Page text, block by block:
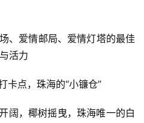
、爱情邮局、爱情灯塔的最佳
活力
卡点，珠海的“小镰仓”
阔，椰树摇曳，珠海唯一的白